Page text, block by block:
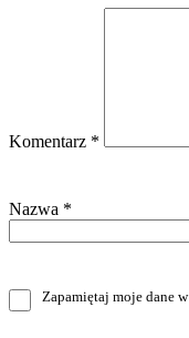
Komentarz *
Nazwa *
Zapamiętaj moje dane